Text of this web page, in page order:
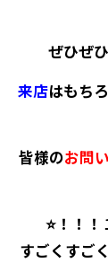
ぜひぜひ
来店はもちろ
皆様のお問
⭐！！！
すごくすごく